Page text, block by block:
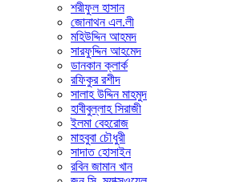
শরীফুল হাসান
জোনাথন এল.লী
মহিউদ্দিন আহমদ
সারফুদ্দিন আহমেদ
ডানকান ক্লার্ক
রফিকুর রশীদ
সালাহ উদ্দিন মাহমুদ
হাবীবুল্লাহ সিরাজী
ইলমা বেহরোজ
মাহবুবা চৌধুরী
সাদাত হোসাইন
রবিন জামান খান